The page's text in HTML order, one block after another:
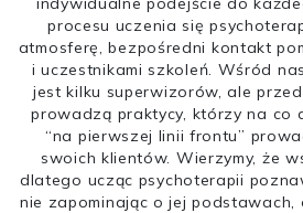
procesu uczenia się
atmosferę, bezpośredni kontakt
i uczestnikami szkoleń. Wśród
jest kilku superwizorów, ale
prowadzą praktycy, którzy na co
“na pierwszej linii frontu”
swoich klientów. Wierzymy, że
dlatego ucząc psychoterapii
nie zapominając o jej podstawach,